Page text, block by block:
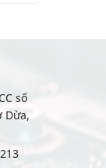
số
Dừa,